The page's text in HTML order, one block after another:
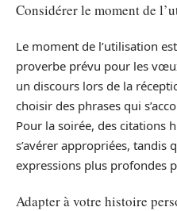
Considérer le moment de
Le moment de l’utilisation
proverbe prévu pour les
un discours lors de la
choisir des phrases qui
Pour la soirée, des citations
s’avérer appropriées, tandis
expressions plus profondes
Adapter à votre histoire